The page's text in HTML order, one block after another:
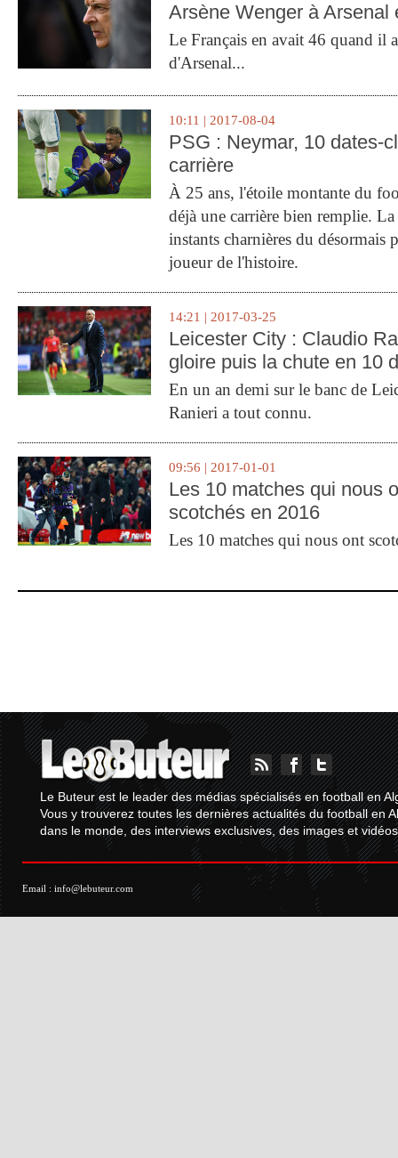
Arsène Wenger à Arsenal
Le Français en avait 46 quand il
d'Arsenal...
10:11 | 2017-08-04
PSG : Neymar, 10 dates-
carrière
À 25 ans, l'étoile montante du
déjà une carrière bien remplie.
instants charnières du désormais
joueur de l'histoire.
14:21 | 2017-03-25
Leicester City : Claudio
gloire puis la chute en 10
En un an demi sur le banc de
Ranieri a tout connu.
09:56 | 2017-01-01
Les 10 matches qui nous
scotchés en 2016
Les 10 matches qui nous ont
Le Buteur est le leader des médias spécialisés en football en
Vous y trouverez toutes les dernières actualités du football en
dans le monde, des interviews exclusives, des images et
Email : info@lebuteur.com